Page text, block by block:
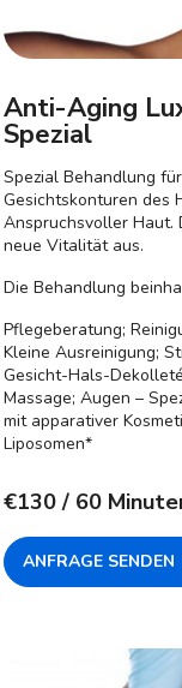
Anti-Aging
Spezial
Spezial Behandlung
Gesichtskonturen des
Anspruchsvoller
neue Vitalität aus.
Die Behandlung
Pflegeberatung;
Kleine Ausreinigung;
Gesicht-Hals-
Massage; Augen –
mit apparativer
Liposomen*
€130/ 60
ANFRAGE SENDEN